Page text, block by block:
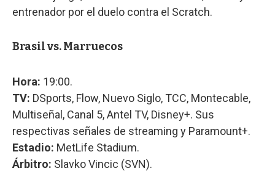
entrenador por el duelo contra el Scratch.
Brasil vs. Marruecos
Hora: 19:00.
TV: DSports, Flow, Nuevo Siglo, TCC, Montecable,
Multiseñal, Canal 5, Antel TV, Disney+. Sus
respectivas señales de streaming y Paramount+.
Estadio: MetLife Stadium.
Árbitro: Slavko Vincic (SVN).